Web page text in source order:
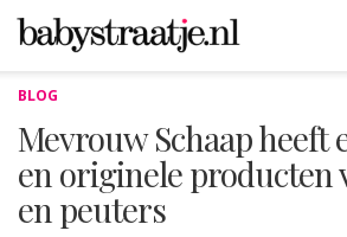
BLOG
Mevrouw Schaap heeft
en originele producten
en peuters